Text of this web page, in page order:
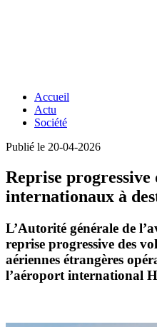
Accueil
Actu
Société
Publié le 20-04-2026
Reprise progressive
internationaux à
L’Autorité générale de
reprise progressive des
aériennes étrangères
l’aéroport international